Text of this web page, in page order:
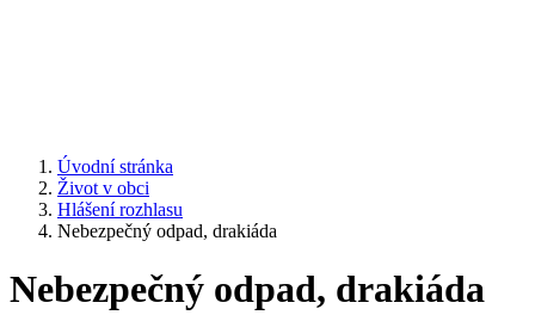
Úvodní stránka
Život v obci
Hlášení rozhlasu
Nebezpečný odpad, drakiáda
Nebezpečný odpad, drakiáda